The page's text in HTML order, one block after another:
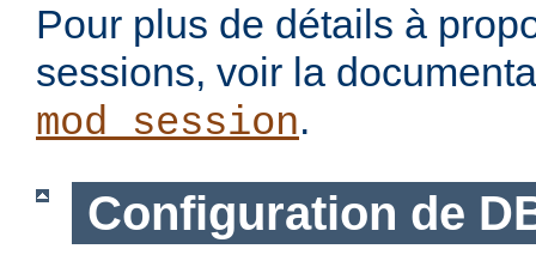
Pour plus de détails à
sessions, voir la
mod_session.
Configuration de